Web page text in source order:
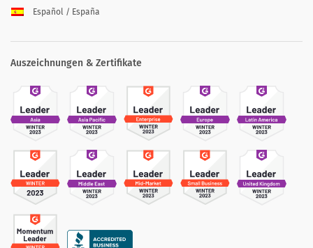
Español / España
Auszeichnungen & Zertifikate